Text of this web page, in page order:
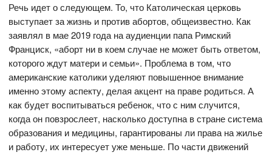
Речь идет о следующем. То, что Католическая церковь
выступает за жизнь и против абортов, общеизвестно. Как
заявлял в мае 2019 года на аудиенции папа Римский
Франциск, «аборт ни в коем случае не может быть ответом,
которого ждут матери и семьи». Проблема в том, что
американские католики уделяют повышенное внимание
именно этому аспекту, делая акцент на праве родиться. А
как будет воспитываться ребенок, что с ним случится,
когда он повзрослеет, насколько доступна в стране система
образования и медицины, гарантированы ли права на жилье
и работу, их интересует уже меньше. По части движений